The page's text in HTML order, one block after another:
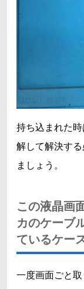
持ち込まれた
解して解決す
ましょう。
この液晶画
カのケーブ
ているケー
一度画面ごと取